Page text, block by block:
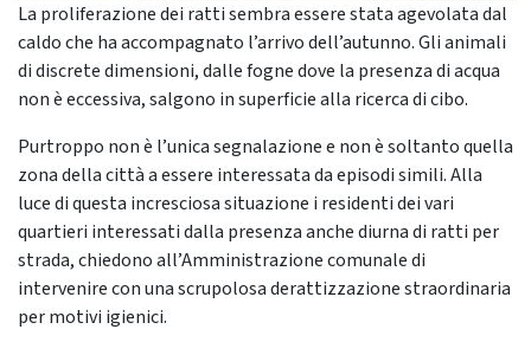
La proliferazione dei ratti sembra essere stata agevolata dal
caldo che ha accompagnato l’arrivo dell’autunno. Gli animali
di discrete dimensioni, dalle fogne dove la presenza di acqua
non è eccessiva, salgono in superficie alla ricerca di cibo.
Purtroppo non è l’unica segnalazione e non è soltanto quella
zona della città a essere interessata da episodi simili. Alla
luce di questa incresciosa situazione i residenti dei vari
quartieri interessati dalla presenza anche diurna di ratti per
strada, chiedono all’Amministrazione comunale di
intervenire con una scrupolosa derattizzazione straordinaria
per motivi igienici.